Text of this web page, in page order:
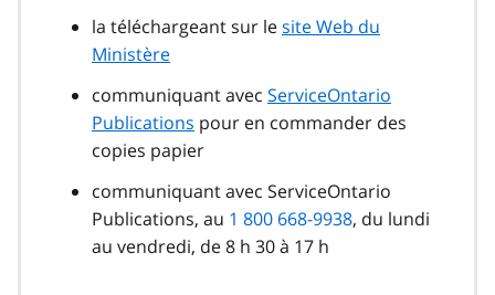
la téléchargeant sur lesite Web du
Ministère
communiquant avec ServiceOntario
Publications pour en commander des
copies papier
communiquant avec ServiceOntario
Publications, au 1 800 668-9938, du lundi
au vendredi, de 8 h 30 à 17 h